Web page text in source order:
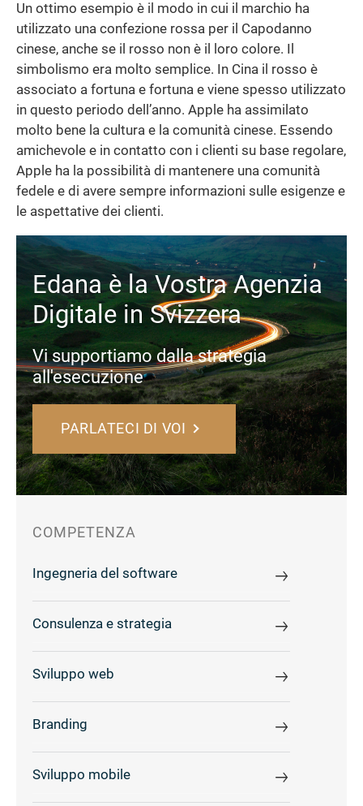
Un ottimo esempio è il modo in cui il marchio ha
utilizzato una confezione rossa per il Capodanno
cinese, anche se il rosso non è il loro colore. Il
simbolismo era molto semplice. In Cina il rosso è
associato a fortuna e fortuna e viene spesso utilizzato
in questo periodo dell’anno. Apple ha assimilato
molto bene la cultura e la comunità cinese. Essendo
amichevole e in contatto con i clienti su base regolare,
Apple ha la possibilità di mantenere una comunità
fedele e di avere sempre informazioni sulle esigenze e
le aspettative dei clienti.
Edana è la Vostra Agenzia
Digitale in Svizzera
Vi supportiamo dalla strategia
all'esecuzione
PARLATECI DI VOI
COMPETENZA
Ingegneria del software
Consulenza e strategia
Sviluppo web
Branding
Sviluppo mobile